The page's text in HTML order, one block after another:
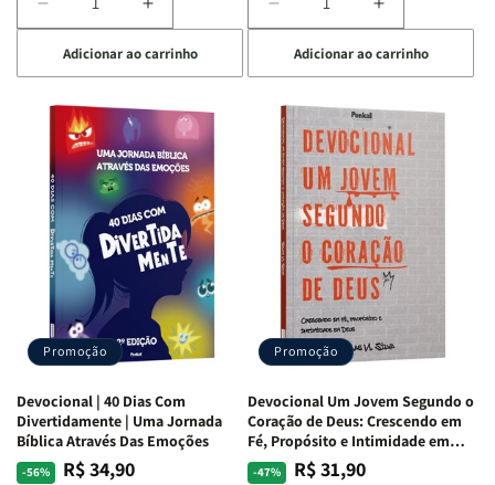
Diminuir
a
quantidade
de
Devocional
Quarto
de
Guerra
Isabelle
S.
Alves
Aumentar
a
quantidade
de
Devocional
Quarto
de
Guerra
|
Isabelle
S.
Alves
Adicionar ao carrinho
Diminuir
a
quantidade
de
Devocional
Café
com
Mulheres
da
Bíblia
Equipe
Teológica
Penkal
Aumentar
a
quantidade
de
Devocional
Café
com
Mulheres
da
Bíblia
|
Equipe
Teológica
Penkal
Adicionar ao carrinho
Promoção
Devocional | 40 Dias Com
Divertidamente | Uma Jornada
Bíblica Através Das Emoções
-56%
Preço
PreçoR$ 34,90
Promoção
Devocional Um Jovem Segundo o
Coração de Deus: Crescendo em
Fé, Propósito e Intimidade em
Deus
-47%
Preço
PreçoR$ 31,90